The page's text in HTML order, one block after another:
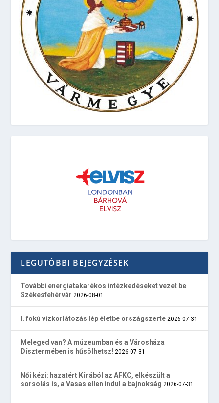
LEGUTÓBBI BEJEGYZÉSEK
További energiatakarékos intézkedéseket vezet be
Székesfehérvár 2026-08-01
I. fokú vízkorlátozás lép életbe országszerte 2026-07-31
Meleged van? A múzeumban és a Városháza
Dísztermében is hűsölhetsz! 2026-07-31
Női kézi: hazatért Kínából az AFKC, elkészült a
sorsolás is, a Vasas ellen indul a bajnokság 2026-07-31